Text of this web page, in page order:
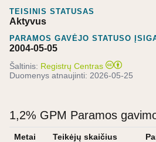
TEISINIS STATUSAS
Aktyvus
PARAMOS GAVĖJO STATUSO
2004-05-05
Šaltinis: Registrų Centras
Duomenys atnaujinti: 2026-05-25
1,2% GPM Paramos
Metai Teikėjų skaičius